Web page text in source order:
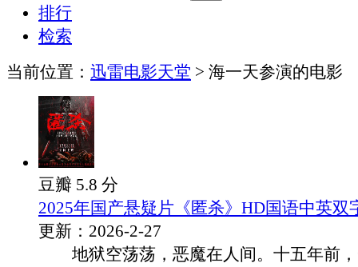
排行
检索
当前位置： 迅雷电影天堂 > 海一天参演的电影
豆瓣 5.8 分
2025年国产悬疑片《匿杀》HD国语中英双
更新：2026-2-27
地狱空荡荡，恶魔在人间。十五年前，